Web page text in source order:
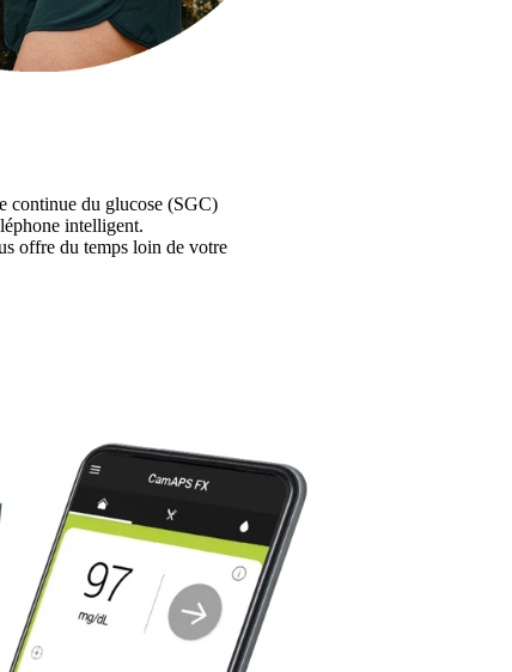
continue du glucose (SGC)
intelligent.
offre du temps loin de votre